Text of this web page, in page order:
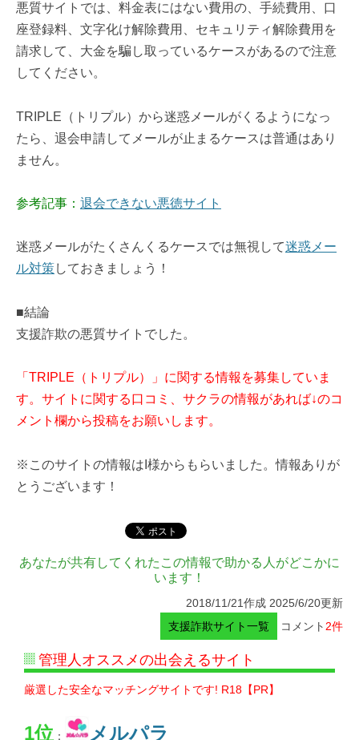
悪質サイトでは、料金表にはない費用の、手続費用、口
座登録料、文字化け解除費用、セキュリティ解除費用を
請求して、大金を騙し取っているケースがあるので注意
してください。
TRIPLE（トリプル）から迷惑メールがくるようになっ
たら、退会申請してメールが止まるケースは普通はあり
ません。
参考記事： 退会できない悪徳サイト
迷惑メールがたくさんくるケースでは無視して迷惑メー
ル対策しておきましょう！
■結論
支援詐欺の悪質サイトでした。
「TRIPLE（トリプル）」に関する情報を募集していま
す。サイトに関する口コミ、サクラの情報があれば↓のコ
メント欄から投稿をお願いします。
※このサイトの情報はI様からもらいました。情報ありが
とうございます！
あなたが共有してくれたこの情報で助かる人がどこかに
います！
2018/11/21作成 2025/6/20更新
支援詐欺サイト一覧
コメント 2件
管理人オススメの出会えるサイト
厳選した安全なマッチングサイトです! R18【PR】
1位 ： メルパラ